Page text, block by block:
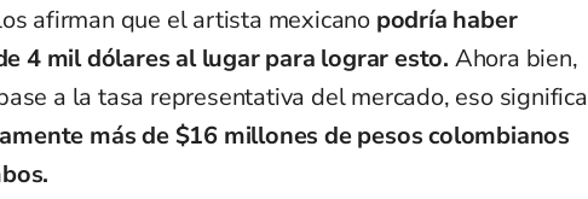
afirman que el artista mexicano podría haber
4 mil dólares al lugar para lograr esto. Ahora bien,
a la tasa representativa del mercado, eso significa
más de $16 millones de pesos colombianos